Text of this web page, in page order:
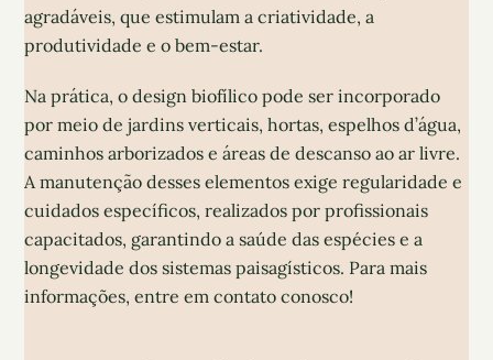
agradáveis, que estimulam a criatividade, a
produtividade e o bem-estar.
Na prática, o design biofílico pode ser incorporado
por meio de jardins verticais, hortas, espelhos d’água,
caminhos arborizados e áreas de descanso ao ar livre.
A manutenção desses elementos exige regularidade e
cuidados específicos, realizados por profissionais
capacitados, garantindo a saúde das espécies e a
longevidade dos sistemas paisagísticos. Para mais
informações, entre em contato conosco!